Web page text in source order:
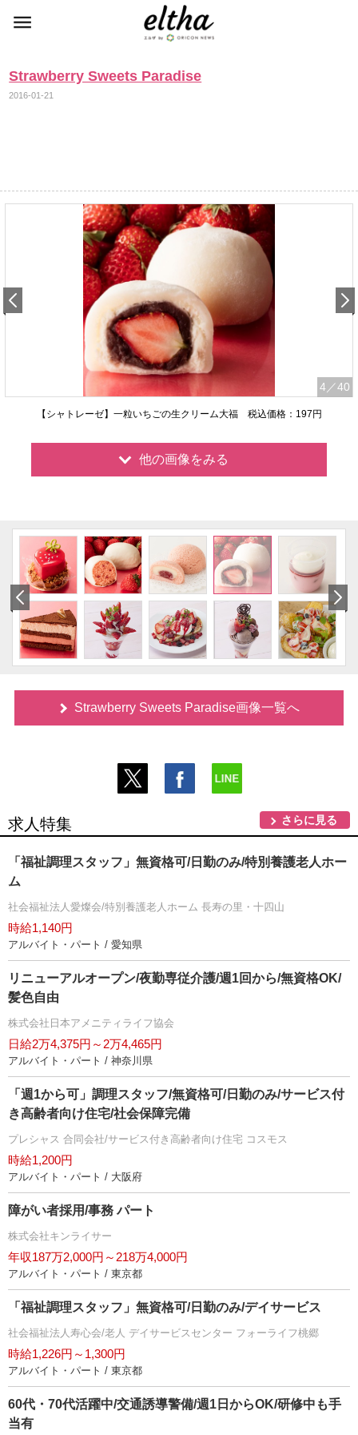
Strawberry Sweets Paradise
2016-01-21
4 ／40
【シャトレーゼ】一粒いちごの生クリーム大福 税込価格：197円
他の画像をみる
Strawberry Sweets Paradise画像一覧へ
求人特集 さらに見る
「福祉調理スタッフ」無資格可/日勤のみ/特別養護老人ホー
ム
社会福祉法人愛燦会/特別養護老人ホーム 長寿の里・十四山
時給1,140円
アルバイト・パート / 愛知県
リニューアルオープン/夜勤専従介護/週1回から/無資格OK/
髪色自由
株式会社日本アメニティライフ協会
日給2万4,375円～2万4,465円
アルバイト・パート / 神奈川県
「週1から可」調理スタッフ/無資格可/日勤のみ/サービス付
き高齢者向け住宅/社会保障完備
プレシャス 合同会社/サービス付き高齢者向け住宅 コスモス
時給1,200円
アルバイト・パート / 大阪府
障がい者採用/事務 パート
株式会社キンライサー
年収187万2,000円～218万4,000円
アルバイト・パート / 東京都
「福祉調理スタッフ」無資格可/日勤のみ/デイサービス
社会福祉法人寿心会/老人 デイサービスセンター フォーライフ桃郷
時給1,226円～1,300円
アルバイト・パート / 東京都
60代・70代活躍中/交通誘導警備/週1日からOK/研修中も手
当有